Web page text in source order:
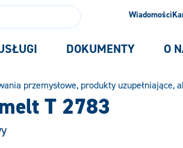
Wiadomości
DOKUMENTY O
przemysłowe, produkty uzupełniające,
T 2783